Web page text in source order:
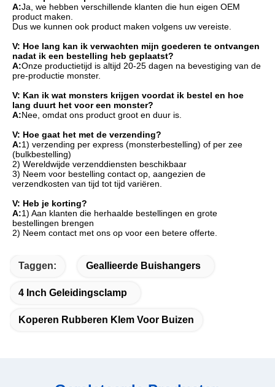
A:Ja, we hebben verschillende klanten die hun eigen OEM
product maken.
Dus we kunnen ook product maken volgens uw vereiste.
V: Hoe lang kan ik verwachten mijn goederen te ontvangen
nadat ik een bestelling heb geplaatst?
A:Onze productietijd is altijd 20-25 dagen na bevestiging van de
pre-productie monster.
V: Kan ik wat monsters krijgen voordat ik bestel en hoe
lang duurt het voor een monster?
A:Nee, omdat ons product groot en duur is.
V: Hoe gaat het met de verzending?
A:1) verzending per express (monsterbestelling) of per zee
(bulkbestelling)
2) Wereldwijde verzenddiensten beschikbaar
3) Neem voor bestelling contact op, aangezien de
verzendkosten van tijd tot tijd variëren.
V: Heb je korting?
A:1) Aan klanten die herhaalde bestellingen en grote
bestellingen brengen
2) Neem contact met ons op voor een betere offerte.
Taggen: Geallieerde Buishangers
4 Inch Geleidingsclamp
Koperen Rubberen Klem Voor Buizen